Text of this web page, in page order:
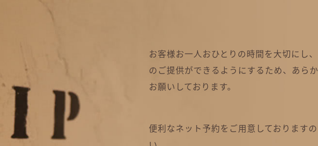
お客様お一人おひとりの時間を大切にし
のご提供ができるようにするため、あら
お願いしております。
便利なネット予約をご用意しております